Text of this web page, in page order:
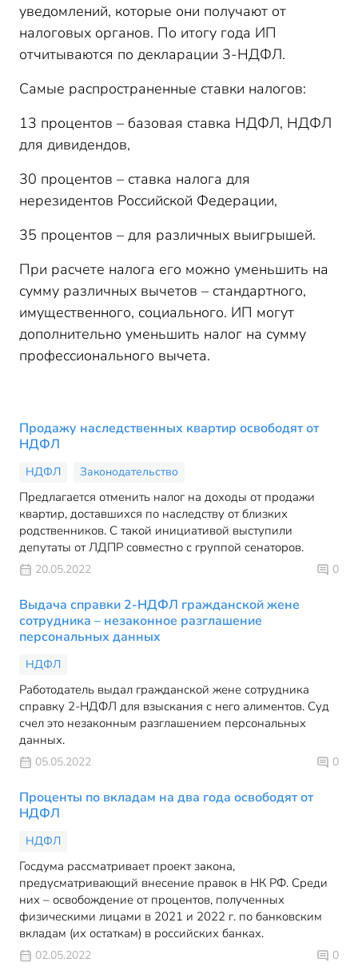
уведомлений, которые они получают от
налоговых органов. По итогу года ИП
отчитываются по декларации 3-НДФЛ.
Самые распространенные ставки налогов:
13 процентов – базовая ставка НДФЛ, НДФЛ
для дивидендов,
30 процентов – ставка налога для
нерезидентов Российской Федерации,
35 процентов – для различных выигрышей.
При расчете налога его можно уменьшить на
сумму различных вычетов – стандартного,
имущественного, социального. ИП могут
дополнительно уменьшить налог на сумму
профессионального вычета.
Продажу наследственных квартир освободят от
НДФЛ
НДФЛ Законодательство
Предлагается отменить налог на доходы от продажи
квартир, доставшихся по наследству от близких
родственников. С такой инициативой выступили
депутаты от ЛДПР совместно с группой сенаторов.
20.05.2022 0
Выдача справки 2-НДФЛ гражданской жене
сотрудника – незаконное разглашение
персональных данных
НДФЛ
Работодатель выдал гражданской жене сотрудника
справку 2-НДФЛ для взыскания с него алиментов. Суд
счел это незаконным разглашением персональных
данных.
05.05.2022 0
Проценты по вкладам на два года освободят от
НДФЛ
НДФЛ
Госдума рассматривает проект закона,
предусматривающий внесение правок в НК РФ. Среди
них – освобождение от процентов, полученных
физическими лицами в 2021 и 2022 г. по банковским
вкладам (их остаткам) в российских банках.
02.05.2022 0